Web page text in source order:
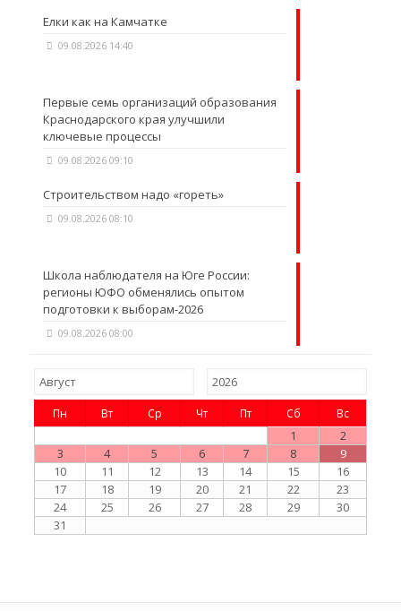
Елки как на Камчатке
09.08.2026 14:40
Первые семь организаций образования
Краснодарского края улучшили
ключевые процессы
09.08.2026 09:10
Строительством надо «гореть»
09.08.2026 08:10
Школа наблюдателя на Юге России:
регионы ЮФО обменялись опытом
подготовки к выборам-2026
09.08.2026 08:00
Пн Вт Ср Чт Пт Сб Вс
1
2
3
4 5 6 7 8
9
10
11 12 13 14 15
16
17
18 19 20 21 22
23
24
25 26 27 28 29
30
31